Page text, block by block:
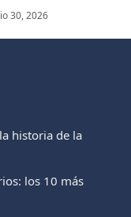
30, 2026
historia de la
los 10 más